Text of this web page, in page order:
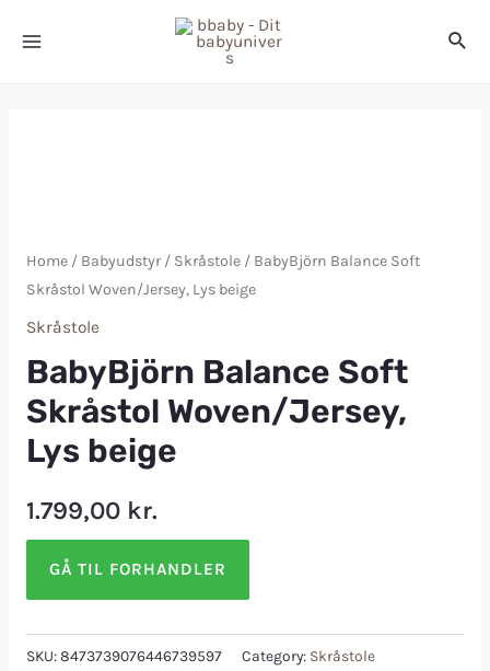
Home/ Babyudstyr/ Skråstole/ BabyBjörn Balance Soft
Skråstol Woven/Jersey, Lys beige
Skråstole
BabyBjörn Balance Soft
Skråstol Woven/Jersey,
Lys beige
1.799,00 kr.
GÅ TIL FORHANDLER
SKU:8473739076446739597 Category: Skråstole